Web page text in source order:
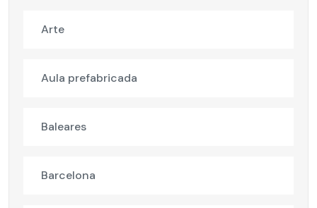
Arte
Aula prefabricada
Baleares
Barcelona